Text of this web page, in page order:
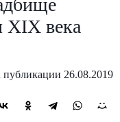
XIX века
публикации 26.08.2019